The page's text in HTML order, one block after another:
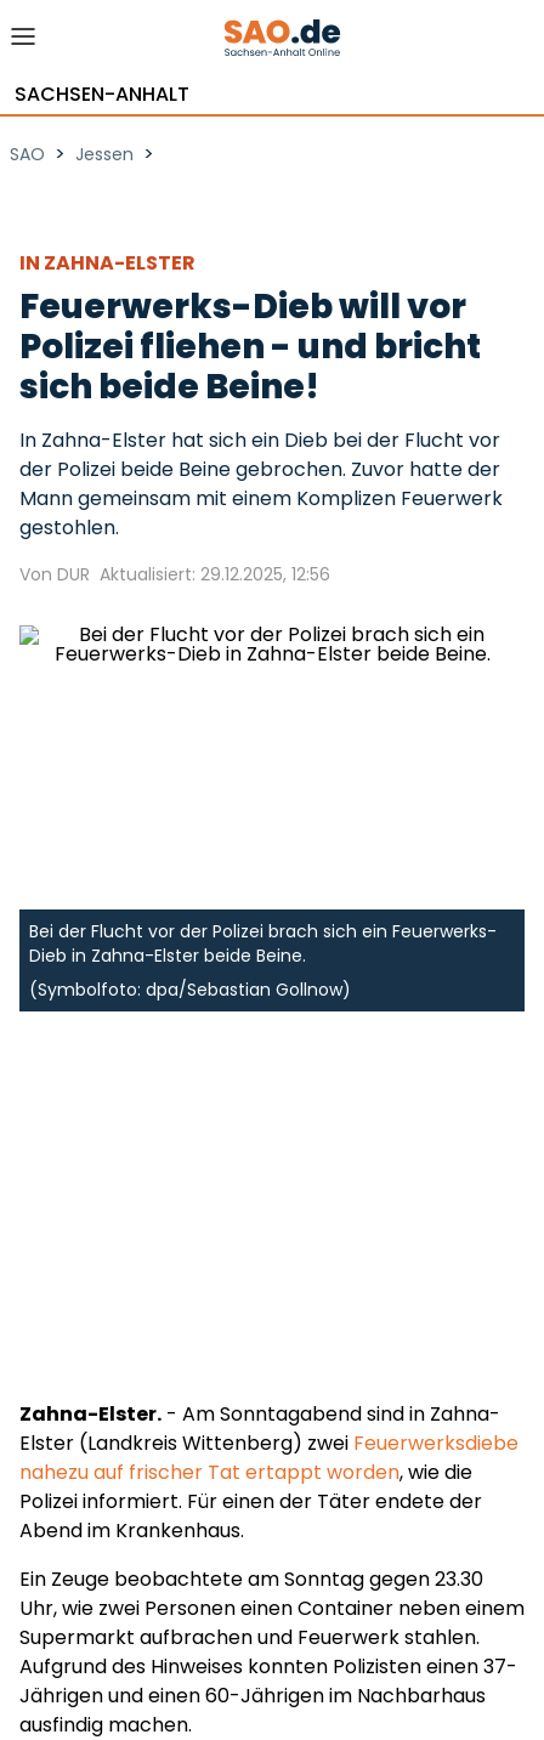
SACHSEN-ANHALT
SAO > Jessen >
IN ZAHNA-ELSTER
Feuerwerks-Dieb will vor
Polizei fliehen - und bricht
sich beide Beine!
In Zahna-Elster hat sich ein Dieb bei der Flucht vor
der Polizei beide Beine gebrochen. Zuvor hatte der
Mann gemeinsam mit einem Komplizen Feuerwerk
gestohlen.
Von DUR Aktualisiert: 29.12.2025, 12:56
Bei der Flucht vor der Polizei brach sich ein Feuerwerks-
Dieb in Zahna-Elster beide Beine.
(Symbolfoto: dpa/Sebastian Gollnow)
Zahna-Elster. - Am Sonntagabend sind in Zahna-
Elster (Landkreis Wittenberg) zwei Feuerwerksdiebe
nahezu auf frischer Tat ertappt worden, wie die
Polizei informiert. Für einen der Täter endete der
Abend im Krankenhaus.
Ein Zeuge beobachtete am Sonntag gegen 23.30
Uhr, wie zwei Personen einen Container neben einem
Supermarkt aufbrachen und Feuerwerk stahlen.
Aufgrund des Hinweises konnten Polizisten einen 37-
Jährigen und einen 60-Jährigen im Nachbarhaus
ausfindig machen.